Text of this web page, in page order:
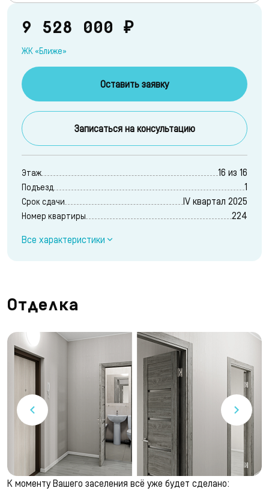
9 528 000 ₽
ЖК «Ближе»
Оставить заявку
Записаться на консультацию
Этаж 16 из 16
Подъезд 1
Срок сдачи IV квартал 2025
Номер квартиры 224
Все характеристики
Отделка
К моменту Вашего заселения всё уже будет сделано: